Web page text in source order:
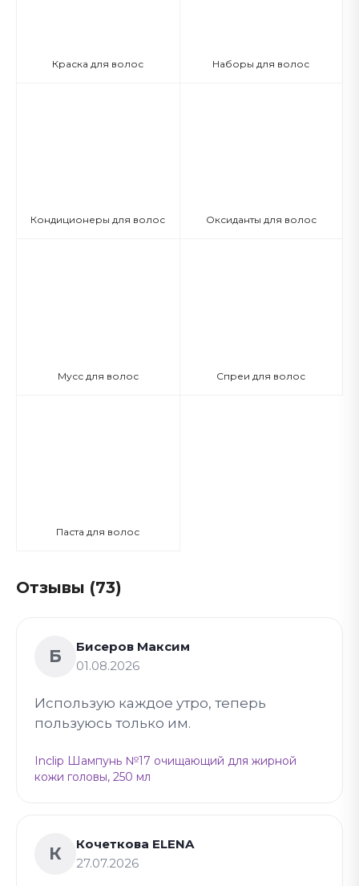
Краска для волос Наборы для волос
Кондиционеры для волос Оксиданты для волос
Мусс для волос Спреи для волос
Паста для волос
Отзывы (73)
Б
Бисеров Максим
01.08.2026
Использую каждое утро, теперь
пользуюсь только им.
Inclip Шампунь №17 очищающий для жирной
кожи головы, 250 мл
К
Кочеткова ELENA
27.07.2026